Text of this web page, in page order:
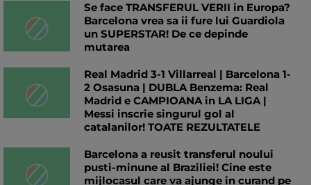
Se face TRANSFERUL VERII in Europa?
Barcelona vrea sa ii fure lui Guardiola
un SUPERSTAR! De ce depinde
mutarea
Real Madrid 3-1 Villarreal | Barcelona 1-
2 Osasuna | DUBLA Benzema: Real
Madrid e CAMPIOANA in LA LIGA |
Messi inscrie singurul gol al
catalanilor! TOATE REZULTATELE
Barcelona a reusit transferul noului
pusti-minune al Braziliei! Cine este
mijlocasul care va ajunge in curand pe